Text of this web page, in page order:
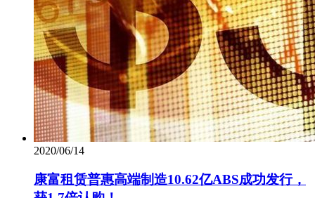
2020/06/14
康富租赁普惠高端制造10.62亿ABS成功发行，